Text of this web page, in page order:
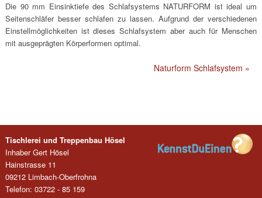
Die 90 mm Einsinktiefe des Schlafsystems NATURFORM ist ideal um
Seitenschläfer besser schlafen zu lassen. Aufgrund der verschiedenen
Einstellmöglichkeiten ist dieses Schlafsystem aber auch für Menschen
mit ausgeprägten Körperformen optimal.
Naturform Schlafsystem »
Tischlerei und Treppenbau Hösel
Inhaber Gert Hösel
Hainstrasse 11
09212 Limbach-Oberfrohna
Telefon: 03722 - 85 159